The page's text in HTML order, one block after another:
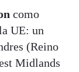
como
UE: un
(Reino
Midlands